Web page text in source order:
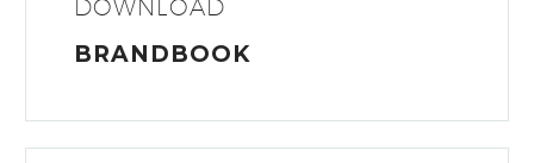
DOWNLOAD
BRANDBOOK